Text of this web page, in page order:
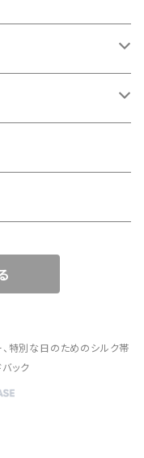
別な日のためのシルク帯
バック